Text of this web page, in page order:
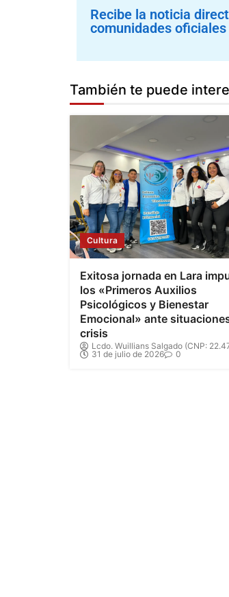
Recibe la noticia
comunidades
También te puede
Cultura
Exitosa jornada en Lara
los «Primeros Auxilios
Psicológicos y Bienestar
Emocional» ante
crisis
Lcdo. Wuillians Salgado (CNP:
31 de julio de 2026
0